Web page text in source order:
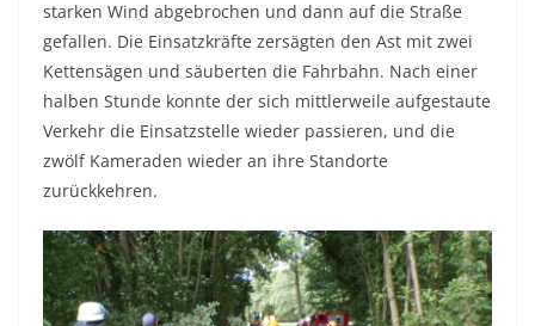
starken Wind abgebrochen und dann auf die Straße
gefallen. Die Einsatzkräfte zersägten den Ast mit zwei
Kettensägen und säuberten die Fahrbahn. Nach einer
halben Stunde konnte der sich mittlerweile aufgestaute
Verkehr die Einsatzstelle wieder passieren, und die
zwölf Kameraden wieder an ihre Standorte
zurückkehren.